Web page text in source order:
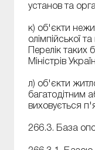
установ та
к) об'єкти
олімпійської
Перелік таких
Міністрів
л) об'єкти
багатодітним
виховується
266.3. База